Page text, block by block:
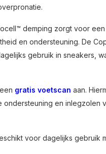
demping zorgt voor
en ondersteuning. De
gebruik in sneakers,
gratis voetscan aan.
en inlegzolen
voor dagelijks gebruik